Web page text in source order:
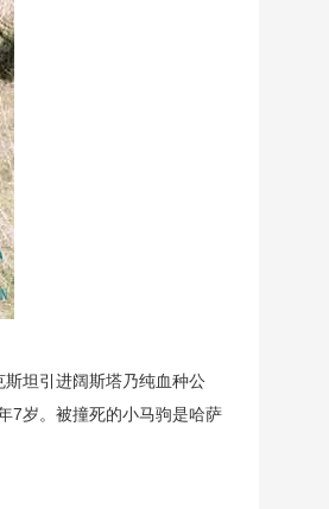
斯坦引进阔斯塔乃纯血种公
7岁。被撞死的小马驹是哈萨